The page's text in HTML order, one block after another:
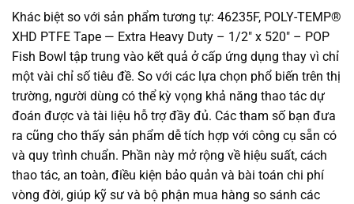
Khác biệt so với sản phẩm tương tự: 46235F, POLY-TEMP®
XHD PTFE Tape — Extra Heavy Duty – 1/2″ x 520″ – POP
Fish Bowl tập trung vào kết quả ở cấp ứng dụng thay vì chỉ
một vài chỉ số tiêu đề. So với các lựa chọn phổ biến trên thị
trường, người dùng có thể kỳ vọng khả năng thao tác dự
đoán được và tài liệu hỗ trợ đầy đủ. Các tham số bạn đưa
ra cũng cho thấy sản phẩm dễ tích hợp với công cụ sẵn có
và quy trình chuẩn. Phần này mở rộng về hiệu suất, cách
thao tác, an toàn, điều kiện bảo quản và bài toán chi phí
vòng đời, giúp kỹ sư và bộ phận mua hàng so sánh các